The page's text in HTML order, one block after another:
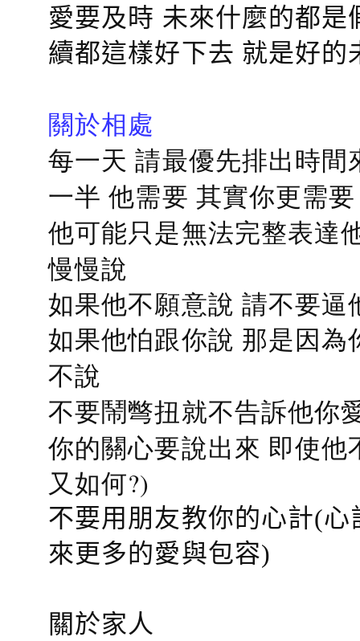
愛要及時 未來什麼的都
續都這樣好下去 就是好的
關於相處
每一天 請最優先排出時
一半 他需要 其實你更需要
他可能只是無法完整表達
慢慢說
如果他不願意說 請不要逼
如果他怕跟你說 那是因
不說
不要鬧彆扭就不告訴他你
你的關心要說出來 即使
又如何?)
不要用朋友教你的心計(
來更多的愛與包容)
關於家人